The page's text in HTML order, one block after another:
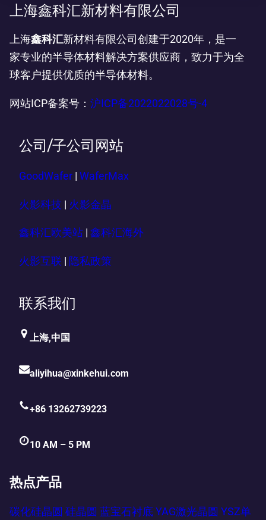
上海鑫科汇新材料有限公司
上海鑫科汇新材料有限公司创建于2020年，是一
家专业的半导体材料解决方案供应商，致力于为全
球客户提供优质的半导体材料。
网站ICP备案号： 沪ICP备2022022028号-4
公司/子公司网站
GoodWafer WaferMax
火影科技 | 火影金晶
鑫科汇欧美站 鑫科汇海外
火影互联 | 隐私政策
联系我们
上海,中国
aliyihua@xinkehui.com
+86 13262739223
10 AM – 5 PM
热点产品
碳化硅晶圆 硅晶圆 蓝宝石衬底 YAG激光晶圆 YSZ单